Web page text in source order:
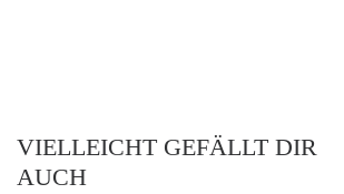
VIELLEICHT GEFÄLLT DIR
AUCH